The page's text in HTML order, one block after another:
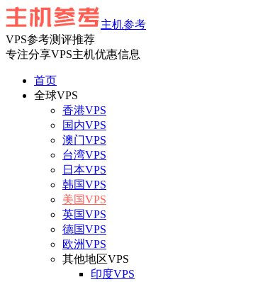
主机参考
VPS参考测评推荐
专注分享VPS主机优惠信息
首页
全球VPS
香港VPS
国内VPS
澳门VPS
台湾VPS
日本VPS
韩国VPS
美国VPS
英国VPS
德国VPS
欧洲VPS
其他地区VPS
印度VPS